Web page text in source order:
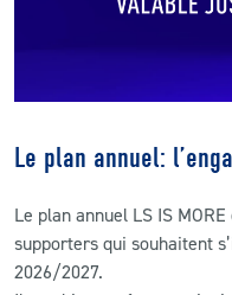
Le plan annuel:
Le plan annuel LS IS
supporters qui souhaitent
2026/2027.